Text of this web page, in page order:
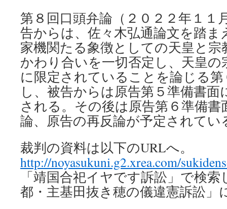
第８回口頭弁論（２０２２年１１
告からは、佐々木弘通論文を踏ま
家機関たる象徴としての天皇と
かわり合いを一切否定し、天皇の
に限定されていることを論じる
し、被告からは原告第５準備書
される。その後は原告第６準備
論、原告の再反論が予定されてい
裁判の資料は以下のURLへ。
http://noyasukuni.g2.xrea.com/
「靖国合祀イヤです訴訟」で検
都・主基田抜き穂の儀違憲訴訟」